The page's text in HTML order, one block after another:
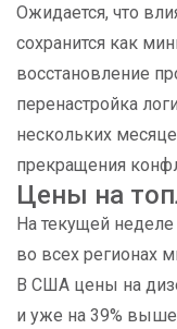
Ожидается, что
сохранится как
восстановление
перенастройка
нескольких
прекращения
Цены на
На текущей
во всех регионах
В США цены на
и уже на 39% выше